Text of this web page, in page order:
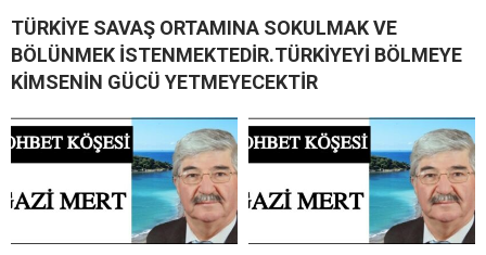
TÜRKİYE SAVAŞ ORTAMINA SOKULMAK VE
BÖLÜNMEK İSTENMEKTEDİR.TÜRKİYEYİ BÖLMEYE
KİMSENİN GÜCÜ YETMEYECEKTİR